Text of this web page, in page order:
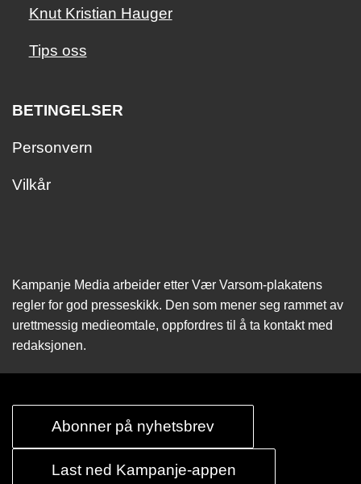
Knut Kristian Hauger
Tips oss
BETINGELSER
Personvern
Vilkår
Kampanje Media arbeider etter Vær Varsom-plakatens
regler for god presseskikk. Den som mener seg rammet av
urettmessig medie­omtale, oppfordres til å ta kontakt med
redaksjonen.
Abonner på nyhetsbrev
Last ned Kampanje-appen